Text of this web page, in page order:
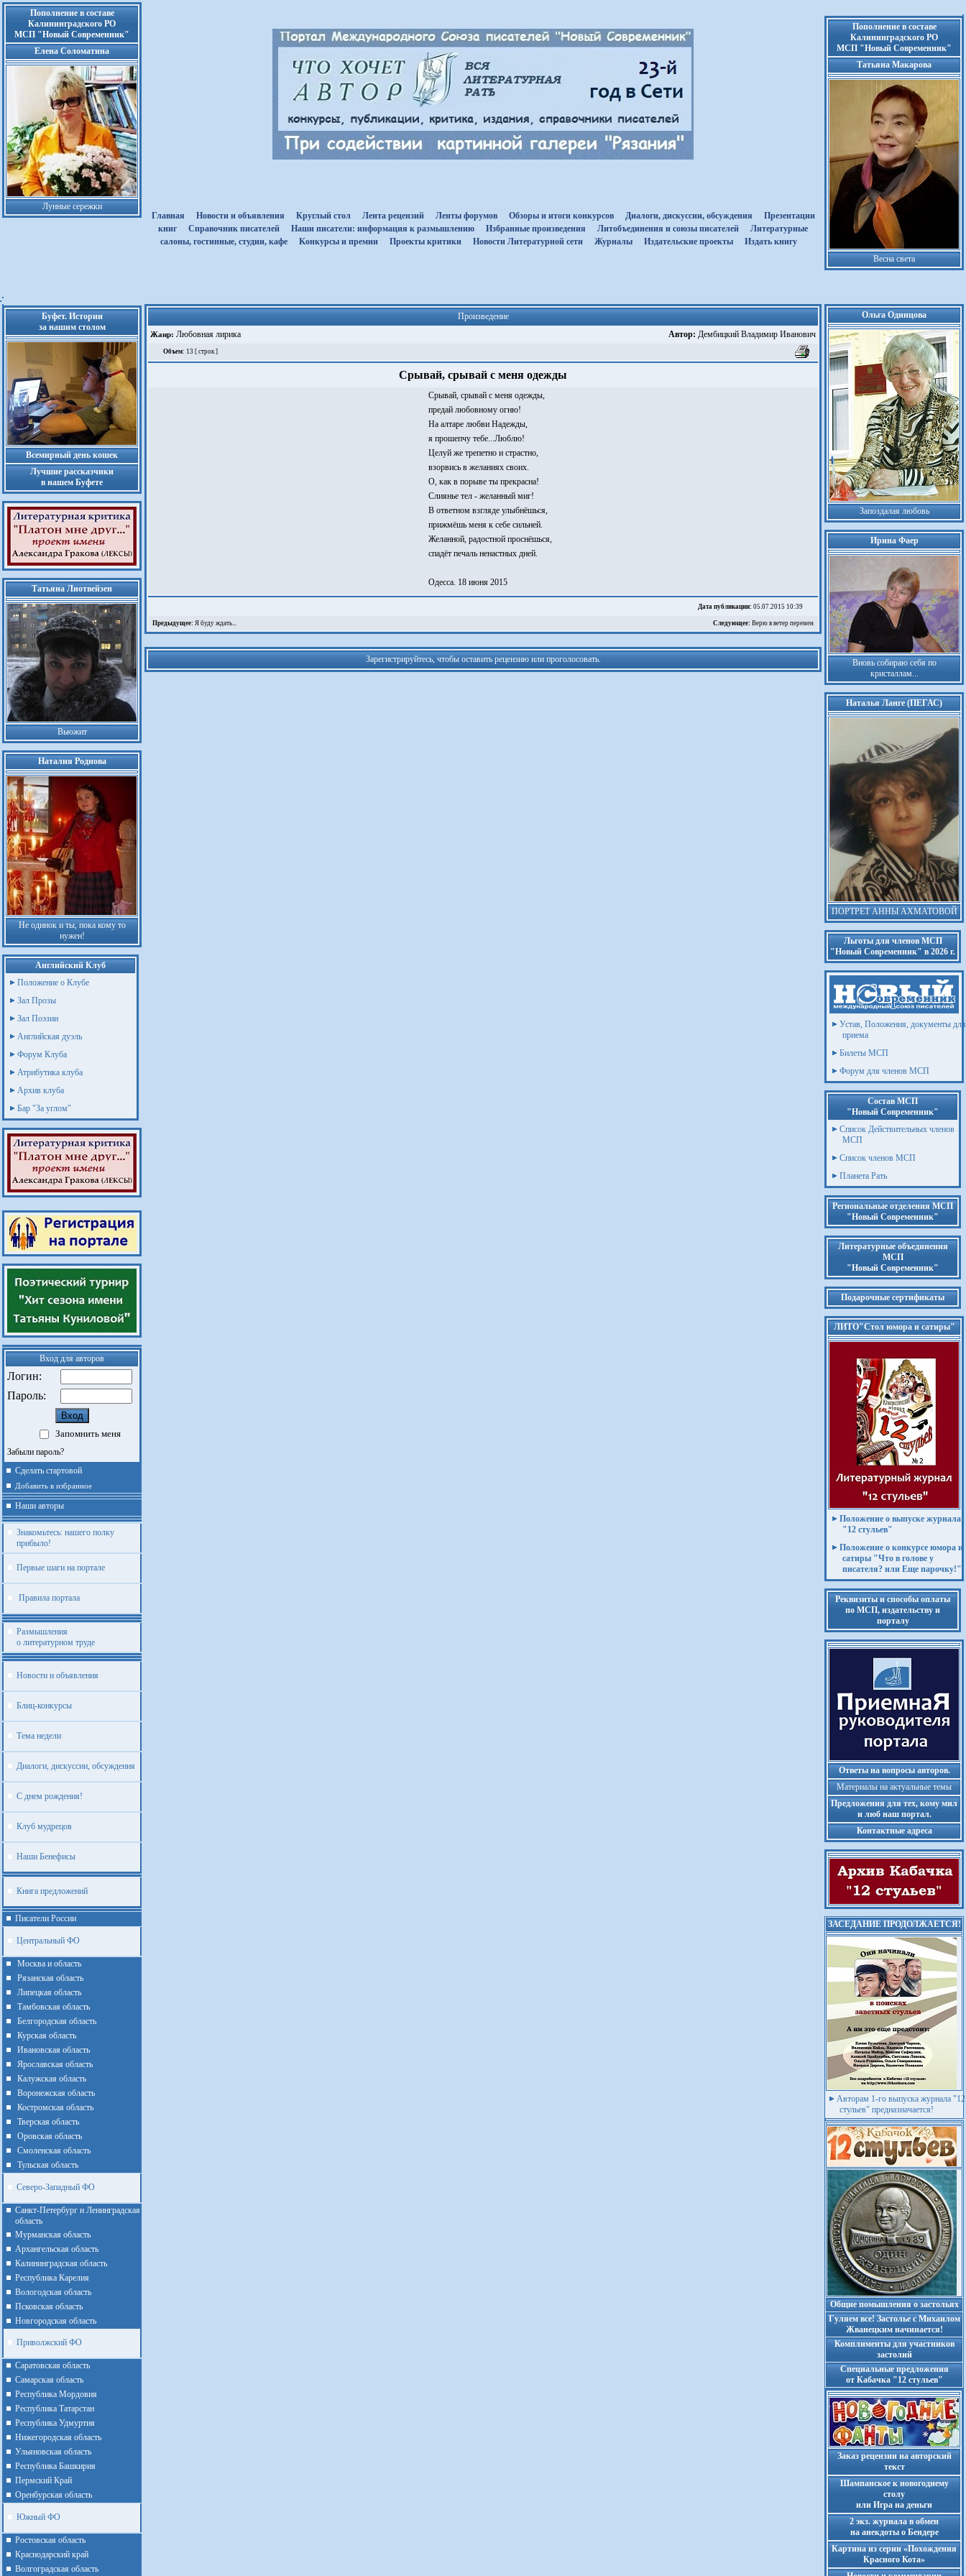
Пополнение в составе
Калининградского РО
МСП "Новый Современник"
Елена Соломатина
Лунные сережки
Главная
Новости и объявления Круглый стол Лента рецензий Ленты форумов Обзоры и итоги конкурсов Диалоги, дискуссии, обсуждения
Презентации
книг
Cправочник писателей Наши писатели: информация к размышлению Избранные произведения Литобъединения и союзы писателей
Литературные
салоны, гостинные, студии, кафе
Kонкурсы и премии Проекты критики Новости Литературной сети Журналы Издательские проекты Издать книгу
Пополнение в составе
Калининградского РО
МСП "Новый Современник"
Татьяна Макарова
Весна света
Буфет. Истории
за нашим столом
Всемирный день кошек
Лучшие рассказчики
в нашем Буфете
Татьяна Лиотвейзен
Вьюжит
Наталия Роднова
Не одинок и ты, пока кому то
нужен!
Английский Клуб
Положение о Клубе
Зал Прозы
Зал Поэзии
Английская дуэль
Форум Клуба
Атрибутика клуба
Архив клуба
Бар "За углом"
Вход для авторов
Логин:
Пароль:
Запомнить меня
Забыли пароль?
Сделать стартовой
Добавить в избранное
Наши авторы
Знакомьтесь: нашего полку
прибыло!
Первые шаги на портале
Правила портала
Размышления
о литературном труде
Новости и объявления
Блиц-конкурсы
Тема недели
Диалоги, дискуссии, обсуждения
С днем рождения!
Клуб мудрецов
Наши Бенефисы
Книга предложений
Писатели России
Центральный ФО
Москва и область
Рязанская область
Липецкая область
Тамбовская область
Белгородская область
Курская область
Ивановская область
Ярославская область
Калужская область
Воронежская область
Костромская область
Тверская область
Оровская область
Смоленская область
Тульская область
Северо-Западный ФО
Санкт-Петербург и Ленинградская
область
Мурманская область
Архангельская область
Калининградская область
Республика Карелия
Вологодская область
Псковская область
Новгородская область
Приволжский ФО
Cаратовская область
Cамарская область
Республика Мордовия
Республика Татарстан
Республика Удмуртия
Нижегородская область
Ульяновская область
Республика Башкирия
Пермский Край
Оренбурская область
Южный ФО
Ростовская область
Краснодарский край
Волгоградская область
Произведение
Жанр: Любовная лирика Автор: Дембицкий Владимир Иванович
Объем: 13 [ строк ]
Срывай, срывай с меня одежды
Срывай, срывай с меня одежды,
предай любовному огню!
На алтаре любви Надежды,
я прошепчу тебе...Люблю!
Целуй же трепетно и страстно,
взорвись в желаниях своих.
О, как в порыве ты прекрасна!
Слиянье тел - желанный миг!
В ответном взгляде улыбнёшься,
прижмёшь меня к себе сильней.
Желанной, радостной проснёшься,
спадёт печаль ненастных дней.
Одесса. 18 июня 2015
Дата публикации: 05.07.2015 10:39
Предыдущее: Я буду ждать... Следующее: Верю в ветер перемен
Зарегистрируйтесь, чтобы оставить рецензию или проголосовать.
Ольга Одинцова
Запоздалая любовь
Ирина Фаер
Вновь собираю себя по
кристаллам...
Наталья Ланге (ПЕГАС)
ПОРТРЕТ АННЫ АХМАТОВОЙ
Льготы для членов МСП
"Новый Современник" в 2026 г.
Устав, Положения, документы для
приема
Билеты МСП
Форум для членов МСП
Состав МСП
"Новый Современник"
Список Действительных членов
МСП
Список членов МСП
Планета Рать
Региональные отделения МСП
"Новый Современник"
Литературные объединения
МСП
"Новый Современник"
Подарочные сертификаты
ЛИТО"Стол юмора и сатиры"
Положение о выпуске журнала
"12 стульев"
Положение о конкурсе юмора и
сатиры "Что в голове у
писателя? или Еще парочку!"
Реквизиты и способы оплаты
по МСП, издательству и
порталу
Ответы на вопросы авторов.
Материалы на актуальные темы
Предложения для тех, кому мил
и люб наш портал.
Контактные адреса
ЗАСЕДАНИЕ ПРОДОЛЖАЕТСЯ!
Авторам 1-го выпуска журнала "12
стульев" предназначается!
Общие помышления о застольях
Гуляем все! Застолье с Михаилом
Жванецким начинается!
Комплименты для участников
застолий
Cпециальные предложения
от Кабачка "12 стульев"
Заказ рецензии на авторский
текст
Шампанское к новогоднему
столу
или Игра на деньги
2 экз. журнала в обмен
на анекдоты о Бендере
Картина из серии «Похождения
Красного Кота»